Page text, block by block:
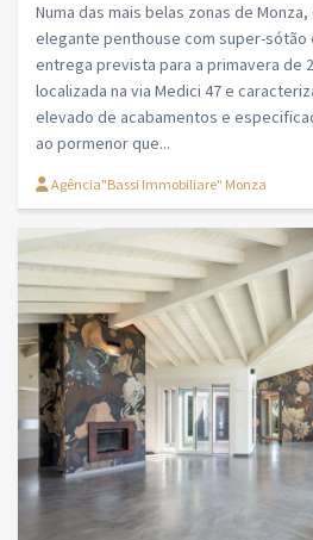
Numa das mais belas zonas de
elegante penthouse com super-sótão
entrega prevista para a primavera de
localizada na via Medici 47 e
elevado de acabamentos e
ao pormenor que...
Agência"Bassi Immobiliare" Monza